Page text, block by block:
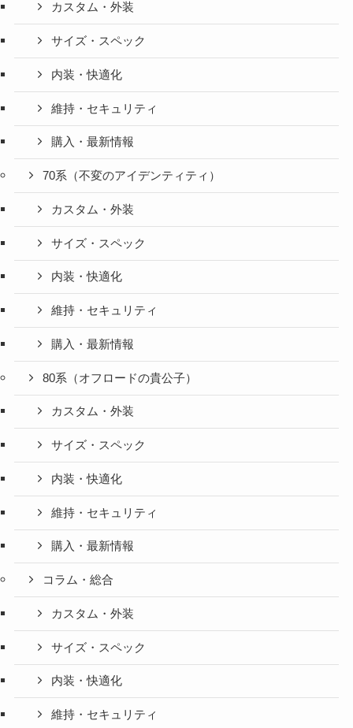
カスタム・外装
サイズ・スペック
内装・快適化
維持・セキュリティ
購入・最新情報
70系（不変のアイデンティティ）
カスタム・外装
サイズ・スペック
内装・快適化
維持・セキュリティ
購入・最新情報
80系（オフロードの貴公子）
カスタム・外装
サイズ・スペック
内装・快適化
維持・セキュリティ
購入・最新情報
コラム・総合
カスタム・外装
サイズ・スペック
内装・快適化
維持・セキュリティ